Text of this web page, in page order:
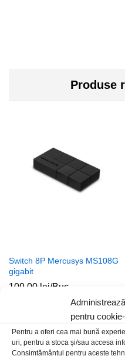
pentru
Pentru a oferi cea mai bună
uri, pentru a stoca și/sau accesa
Consimțământul pentru aceste
Produse
Switch 8P Mercusys MS108G
gigabit
109,00 lei/Buc
Stoc epuizat